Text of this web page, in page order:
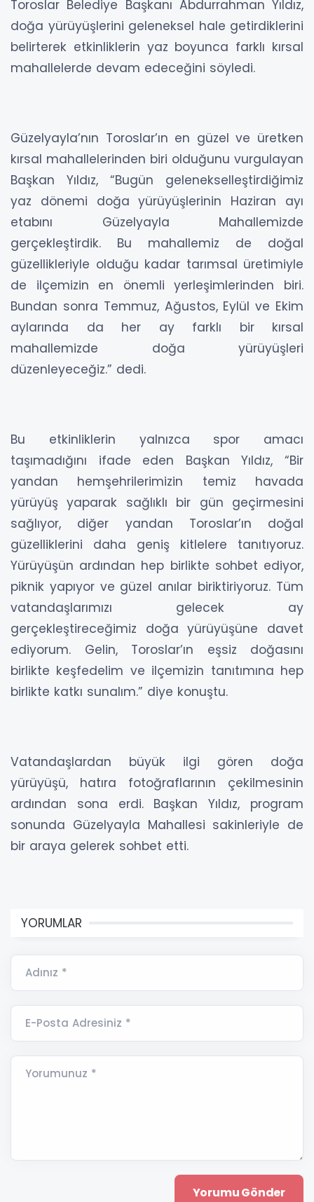
Toroslar Belediye Başkanı Abdurrahman Yıldız,
doğa yürüyüşlerini geleneksel hale getirdiklerini
belirterek etkinliklerin yaz boyunca farklı kırsal
mahallelerde devam edeceğini söyledi.
Güzelyayla’nın Toroslar’ın en güzel ve üretken
kırsal mahallelerinden biri olduğunu vurgulayan
Başkan Yıldız, “Bugün gelenekselleştirdiğimiz
yaz dönemi doğa yürüyüşlerinin Haziran ayı
etabını Güzelyayla Mahallemizde
gerçekleştirdik. Bu mahallemiz de doğal
güzellikleriyle olduğu kadar tarımsal üretimiyle
de ilçemizin en önemli yerleşimlerinden biri.
Bundan sonra Temmuz, Ağustos, Eylül ve Ekim
aylarında da her ay farklı bir kırsal
mahallemizde doğa yürüyüşleri
düzenleyeceğiz.” dedi.
Bu etkinliklerin yalnızca spor amacı
taşımadığını ifade eden Başkan Yıldız, “Bir
yandan hemşehrilerimizin temiz havada
yürüyüş yaparak sağlıklı bir gün geçirmesini
sağlıyor, diğer yandan Toroslar’ın doğal
güzelliklerini daha geniş kitlelere tanıtıyoruz.
Yürüyüşün ardından hep birlikte sohbet ediyor,
piknik yapıyor ve güzel anılar biriktiriyoruz. Tüm
vatandaşlarımızı gelecek ay
gerçekleştireceğimiz doğa yürüyüşüne davet
ediyorum. Gelin, Toroslar’ın eşsiz doğasını
birlikte keşfedelim ve ilçemizin tanıtımına hep
birlikte katkı sunalım.” diye konuştu.
Vatandaşlardan büyük ilgi gören doğa
yürüyüşü, hatıra fotoğraflarının çekilmesinin
ardından sona erdi. Başkan Yıldız, program
sonunda Güzelyayla Mahallesi sakinleriyle de
bir araya gelerek sohbet etti.
YORUMLAR
Adınız *
E-Posta Adresiniz *
Yorumunuz *